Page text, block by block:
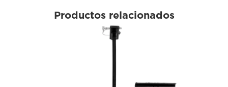
Productos relacionados